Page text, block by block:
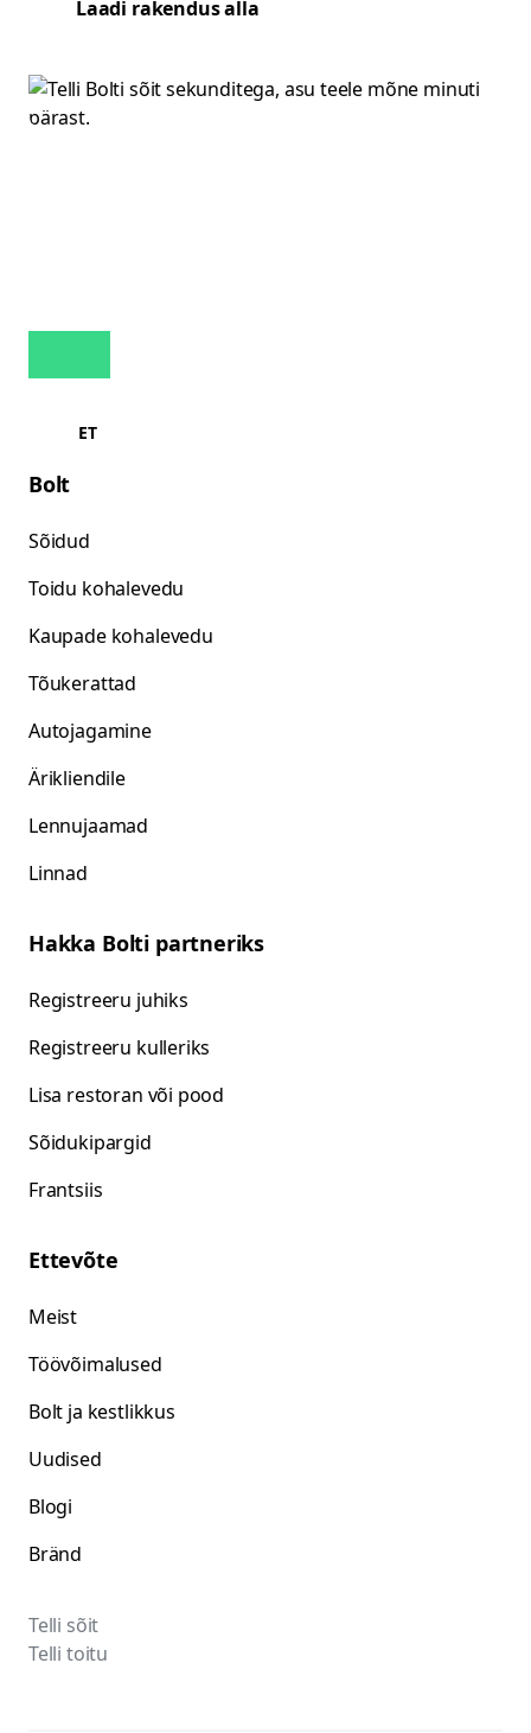
Laadi rakendus alla
ET
Bolt
Sõidud
Toidu kohalevedu
Kaupade kohalevedu
Tõukerattad
Autojagamine
Ärikliendile
Lennujaamad
Linnad
Hakka Bolti partneriks
Registreeru juhiks
Registreeru kulleriks
Lisa restoran või pood
Sõidukipargid
Frantsiis
Ettevõte
Meist
Töövõimalused
Bolt ja kestlikkus
Uudised
Blogi
Bränd
Telli sõit
Telli toitu